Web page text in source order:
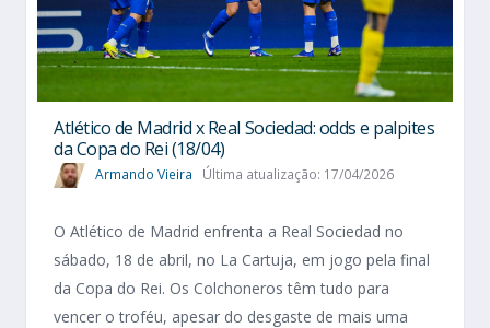
Atlético de Madrid x Real Sociedad: odds e palpites
da Copa do Rei (18/04)
Armando Vieira Última atualização: 17/04/2026
O Atlético de Madrid enfrenta a Real Sociedad no
sábado, 18 de abril, no La Cartuja, em jogo pela final
da Copa do Rei. Os Colchoneros têm tudo para
vencer o troféu, apesar do desgaste de mais uma